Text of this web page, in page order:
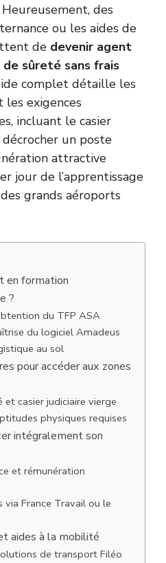
des
ou les aides de
de devenir agent
de sûreté sans frais
complet détaille les
exigences
incluant le casier
un poste
attractive
jour de l’apprentissage
grands aéroports
en formation
?
du TFP ASA
du logiciel Amadeus
au sol
pour accéder aux zones
casier judiciaire vierge
physiques requises
intégralement son
et rémunération
via France Travail ou le
aides à la mobilité
de transport Filéo